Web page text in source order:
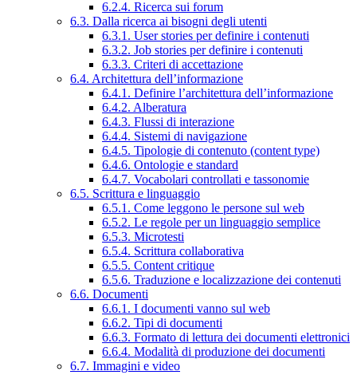
6.2.4. Ricerca sui forum
6.3. Dalla ricerca ai bisogni degli utenti
6.3.1. User stories per definire i contenuti
6.3.2. Job stories per definire i contenuti
6.3.3. Criteri di accettazione
6.4. Architettura dell’informazione
6.4.1. Definire l’architettura dell’informazione
6.4.2. Alberatura
6.4.3. Flussi di interazione
6.4.4. Sistemi di navigazione
6.4.5. Tipologie di contenuto (content type)
6.4.6. Ontologie e standard
6.4.7. Vocabolari controllati e tassonomie
6.5. Scrittura e linguaggio
6.5.1. Come leggono le persone sul web
6.5.2. Le regole per un linguaggio semplice
6.5.3. Microtesti
6.5.4. Scrittura collaborativa
6.5.5. Content critique
6.5.6. Traduzione e localizzazione dei contenuti
6.6. Documenti
6.6.1. I documenti vanno sul web
6.6.2. Tipi di documenti
6.6.3. Formato di lettura dei documenti elettronici
6.6.4. Modalità di produzione dei documenti
6.7. Immagini e video